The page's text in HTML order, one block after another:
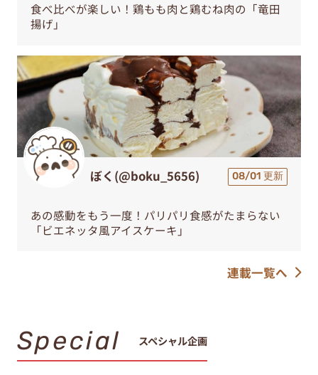
食べ比べが楽しい！鶏もも肉と鶏むね肉の「竜田
揚げ」
ぼく(@boku_5656) 08/01 更新
あの感動をもう一度！パリパリ食感がたまらない
「ビエネッタ風アイスケーキ」
連載一覧へ
Special スペシャル企画